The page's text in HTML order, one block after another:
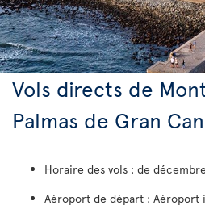
Vols directs de
Palmas de Gran
Horaire des vols : de
Aéroport de départ : Aéroport